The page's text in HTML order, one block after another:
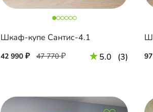
Шкаф-купе Сантис-4.1
42 990 47 770 5.0 (3)